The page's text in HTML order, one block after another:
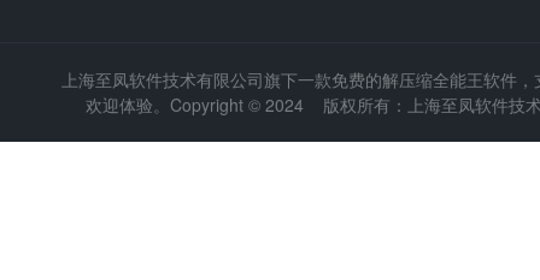
上海至凤软件技术有限公司旗下一款免费的解压缩全能王软件
欢迎体验。Copyright © 2024 版权所有：上海至凤软件技